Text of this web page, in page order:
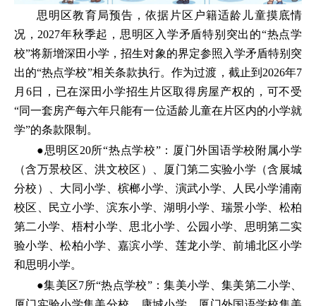
思明区教育局预告，依据片区户籍适龄儿童摸底情
况，2027年秋季起，思明区入学矛盾特别突出的“热点学
校”将新增深田小学，招生对象的界定参照入学矛盾特别突
出的“热点学校”相关条款执行。作为过渡，截止到2026年7
月6日，已在深田小学招生片区取得房屋产权的，可不受
“同一套房产每六年只能有一位适龄儿童在片区内的小学就
学”的条款限制。
●思明区20所“热点学校”：厦门外国语学校附属小学
（含万景校区、洪文校区）、厦门第二实验小学（含展城
分校）、大同小学、槟榔小学、演武小学、人民小学浦南
校区、民立小学、滨东小学、湖明小学、瑞景小学、松柏
第二小学、梧村小学、思北小学、公园小学、思明第二实
验小学、松柏小学、嘉滨小学、莲龙小学、前埔北区小学
和思明小学。
●集美区7所“热点学校”：集美小学、集美第二小学、